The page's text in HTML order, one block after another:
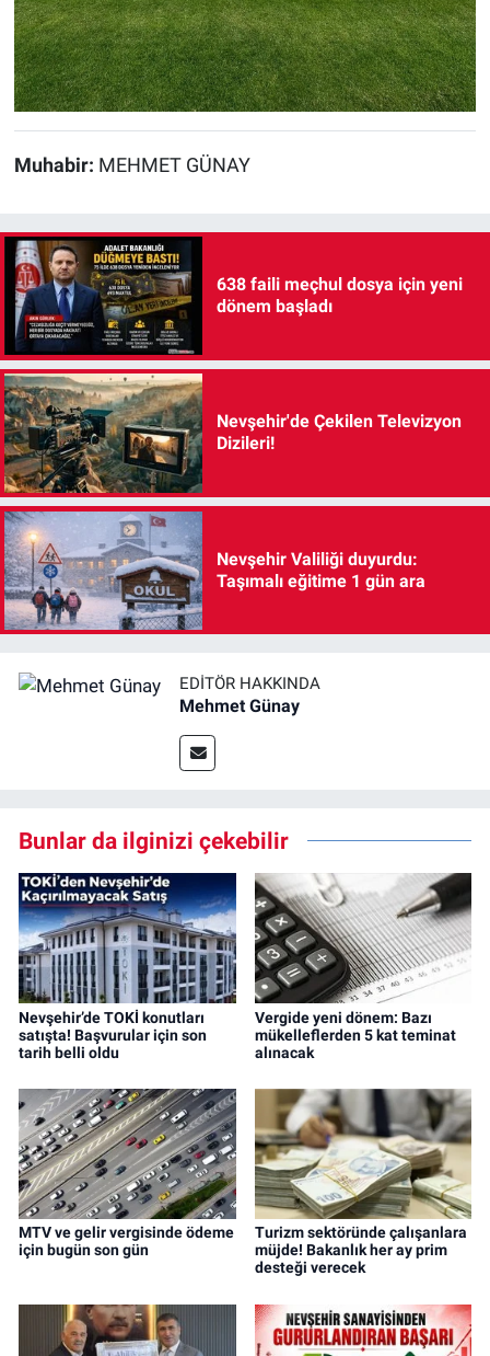
Muhabir: MEHMET GÜNAY
638 faili meçhul dosya için yeni
dönem başladı
Nevşehir'de Çekilen Televizyon
Dizileri!
Nevşehir Valiliği duyurdu:
Taşımalı eğitime 1 gün ara
EDITÖR HAKKINDA
Mehmet Günay
Bunlar da ilginizi çekebilir
Nevşehir’de TOKİ konutları
satışta! Başvurular için son
tarih belli oldu
Vergide yeni dönem: Bazı
mükelleflerden 5 kat teminat
alınacak
MTV ve gelir vergisinde ödeme
için bugün son gün
Turizm sektöründe çalışanlara
müjde! Bakanlık her ay prim
desteği verecek